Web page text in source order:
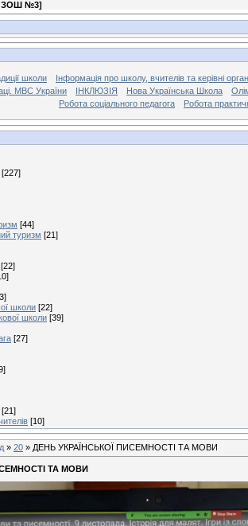
ЗОШ №3]
школи
Інформація про школу, вчителів та керівні
МВС України
ІНКЛЮЗІЯ Нова Українська Школа
Робота соціального педагога
Робота
[227]
[44]
туризм [21]
[22]
школи [22]
школи [39]
[27]
[21]
[10]
» 20 » ДЕНЬ УКРАЇНСЬКОЇ ПИСЕМНОСТІ ТА МОВИ
ТА МОВИ